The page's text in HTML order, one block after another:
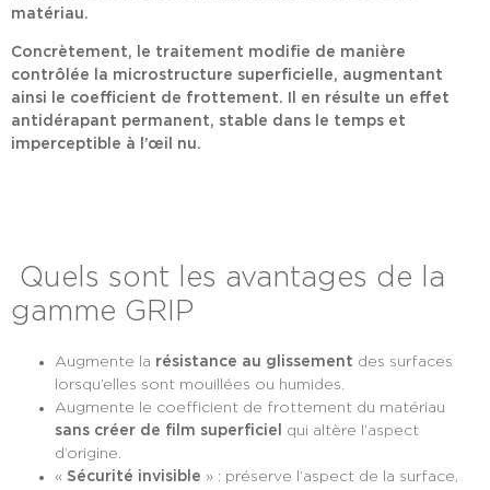
matériau.
Concrètement, le traitement modifie de manière
contrôlée la microstructure superficielle, augmentant
ainsi le coefficient de frottement. Il en résulte un effet
antidérapant permanent, stable dans le temps et
imperceptible à l’œil nu.
Quels sont les avantages de la
gamme GRIP
Augmente la résistance au glissement des surfaces
lorsqu’elles sont mouillées ou humides.
Augmente le coefficient de frottement du matériau
sans créer de film superficiel
qui altère l’aspect
d’origine.
« Sécurité invisible » : préserve l’aspect de la surface,